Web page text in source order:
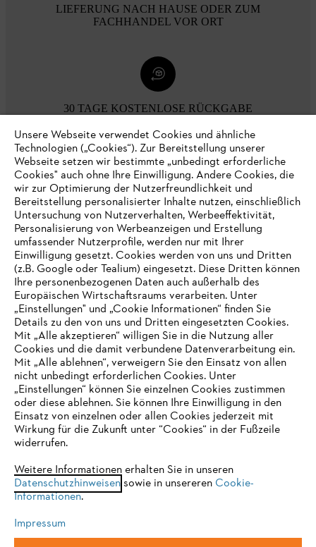
LIEFERUNG NACH HAUSE ODER ZUM
FACHHANDEL VOR ORT
30 TAGE KOSTENLOSE RÜCKGABE
Zahlungsmöglichkeiten
Unternehmen
Online Shop
Service
Allgemeine Geschäftsbedingungen
Impressum Cookies Rechtliche Informationen
IHR BROWSER WIRD NICHT
UNTERSTÜTZT
eine optimale Nutzung unserer Seite empfehlen wir Ihnen, zu
einem der folgenden Browser zu wechseln:
Firefox Chrome
Unsere Webseite verwendet Cookies und ähnliche
Technologien („Cookies“). Zur Bereitstellung unserer
Webseite setzen wir bestimmte „unbedingt erforderliche
Cookies" auch ohne Ihre Einwilligung. Andere Cookies, die
wir zur Optimierung der Nutzerfreundlichkeit und
Bereitstellung personalisierter Inhalte nutzen, einschließlich
Untersuchung von Nutzerverhalten, Werbeeffektivität,
Personalisierung von Werbeanzeigen und Erstellung
umfassender Nutzerprofile, werden nur mit Ihrer
Einwilligung gesetzt. Cookies werden von uns und Dritten
(z.B. Google oder Tealium) eingesetzt. Diese Dritten können
Ihre personenbezogenen Daten auch außerhalb des
Europäischen Wirtschaftsraums verarbeiten. Unter
„Einstellungen" und „Cookie Informationen“ finden Sie
Details zu den von uns und Dritten eingesetzten Cookies.
Mit „Alle akzeptieren“ willigen Sie in die Nutzung aller
Cookies und die damit verbundene Datenverarbeitung ein.
Mit „Alle ablehnen“, verweigern Sie den Einsatz von allen
nicht unbedingt erforderlichen Cookies. Unter
„Einstellungen“ können Sie einzelnen Cookies zustimmen
oder diese ablehnen. Sie können Ihre Einwilligung in den
Einsatz von einzelnen oder allen Cookies jederzeit mit
Wirkung für die Zukunft unter “Cookies“ in der Fußzeile
widerrufen.
Weitere Informationen erhalten Sie in unseren
Datenschutzhinweisensowie in unsereren Cookie-
Informationen.
Impressum